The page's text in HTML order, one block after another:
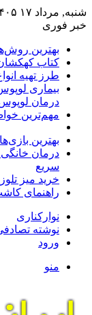
شنبه, مرداد ۱۷ ۱۴۰۵
خبر فوری
بهترین
کتاب
طرز تهیه
بیماری
درمان
مهم‌ترین
بهترین بازی‌ها
سریع
خرید میز
راهنمای کاشت
نوارکناری
نوشته
ورود
منو